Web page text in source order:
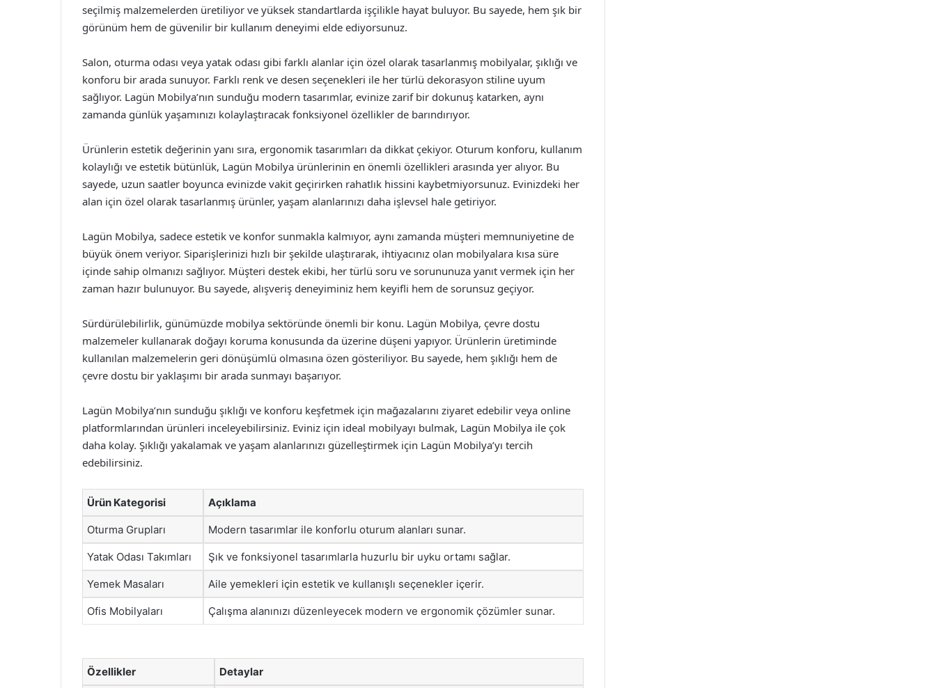
seçilmiş malzemelerden üretiliyor ve yüksek standartlarda işçilikle hayat buluyor. Bu sayede, hem şık bir
görünüm hem de güvenilir bir kullanım deneyimi elde ediyorsunuz.
Salon, oturma odası veya yatak odası gibi farklı alanlar için özel olarak tasarlanmış mobilyalar, şıklığı ve
konforu bir arada sunuyor. Farklı renk ve desen seçenekleri ile her türlü dekorasyon stiline uyum
sağlıyor. Lagün Mobilya’nın sunduğu modern tasarımlar, evinize zarif bir dokunuş katarken, aynı
zamanda günlük yaşamınızı kolaylaştıracak fonksiyonel özellikler de barındırıyor.
Ürünlerin estetik değerinin yanı sıra, ergonomik tasarımları da dikkat çekiyor. Oturum konforu, kullanım
kolaylığı ve estetik bütünlük, Lagün Mobilya ürünlerinin en önemli özellikleri arasında yer alıyor. Bu
sayede, uzun saatler boyunca evinizde vakit geçirirken rahatlık hissini kaybetmiyorsunuz. Evinizdeki her
alan için özel olarak tasarlanmış ürünler, yaşam alanlarınızı daha işlevsel hale getiriyor.
Lagün Mobilya, sadece estetik ve konfor sunmakla kalmıyor, aynı zamanda müşteri memnuniyetine de
büyük önem veriyor. Siparişlerinizi hızlı bir şekilde ulaştırarak, ihtiyacınız olan mobilyalara kısa süre
içinde sahip olmanızı sağlıyor. Müşteri destek ekibi, her türlü soru ve sorununuza yanıt vermek için her
zaman hazır bulunuyor. Bu sayede, alışveriş deneyiminiz hem keyifli hem de sorunsuz geçiyor.
Sürdürülebilirlik, günümüzde mobilya sektöründe önemli bir konu. Lagün Mobilya, çevre dostu
malzemeler kullanarak doğayı koruma konusunda da üzerine düşeni yapıyor. Ürünlerin üretiminde
kullanılan malzemelerin geri dönüşümlü olmasına özen gösteriliyor. Bu sayede, hem şıklığı hem de
çevre dostu bir yaklaşımı bir arada sunmayı başarıyor.
Lagün Mobilya’nın sunduğu şıklığı ve konforu keşfetmek için mağazalarını ziyaret edebilir veya online
platformlarından ürünleri inceleyebilirsiniz. Eviniz için ideal mobilyayı bulmak, Lagün Mobilya ile çok
daha kolay. Şıklığı yakalamak ve yaşam alanlarınızı güzelleştirmek için Lagün Mobilya’yı tercih
edebilirsiniz.
Ürün Kategorisi Açıklama
Oturma Grupları Modern tasarımlar ile konforlu oturum alanları sunar.
Yatak Odası Takımları Şık ve fonksiyonel tasarımlarla huzurlu bir uyku ortamı sağlar.
Yemek Masaları Aile yemekleri için estetik ve kullanışlı seçenekler içerir.
Ofis Mobilyaları Çalışma alanınızı düzenleyecek modern ve ergonomik çözümler sunar.
Özellikler Detaylar